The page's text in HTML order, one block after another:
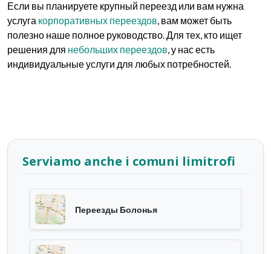
Если вы планируете крупный переезд или вам нужна
услуга корпоративных переездов, вам может быть
полезно наше полное руководство. Для тех, кто ищет
решения для небольших переездов, у нас есть
индивидуальные услуги для любых потребностей.
Serviamo anche i comuni limitrofi
Переезды Болонья